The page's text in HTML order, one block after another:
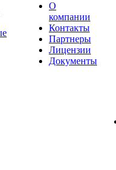
О
компании
Контакты
Партнеры
Лицензии
Документы